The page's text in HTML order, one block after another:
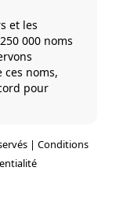
et les
000 noms
noms,
pour
| Conditions